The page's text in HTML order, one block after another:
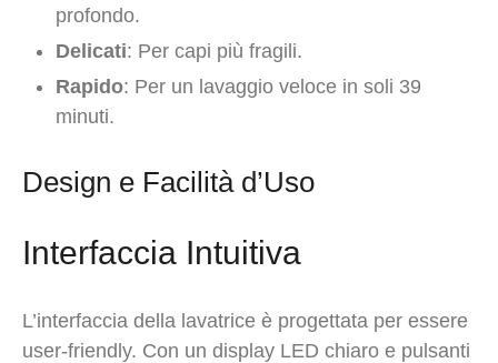
profondo.
Delicati: Per capi più fragili.
Rapido: Per un lavaggio veloce in soli 39
minuti.
Design e Facilità d’Uso
Interfaccia Intuitiva
L’interfaccia della lavatrice è progettata per essere
user-friendly. Con un display LED chiaro e pulsanti